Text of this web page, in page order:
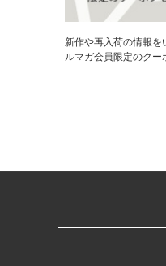
新作や再入荷の情報を
ルマガ会員限定のクー